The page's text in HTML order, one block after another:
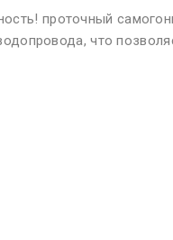
проточный
что